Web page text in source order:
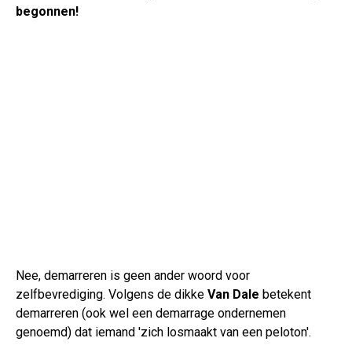
begonnen!
Nee, demarreren is geen ander woord voor
zelfbevrediging. Volgens de dikke Van Dale betekent
demarreren (ook wel een demarrage ondernemen
genoemd) dat iemand 'zich losmaakt van een peloton'.